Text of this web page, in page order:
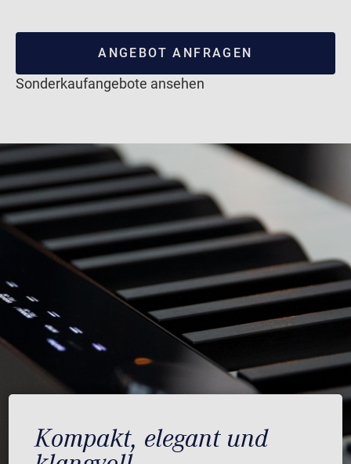
ANGEBOT ANFRAGEN
Sonderkaufangebote ansehen
Kompakt, elegant und